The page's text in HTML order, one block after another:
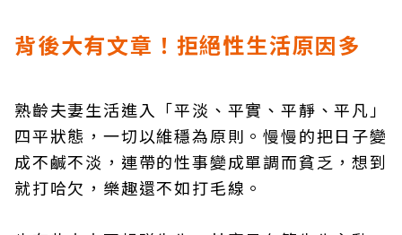
背後大有文章！拒絕性生活原因多
熟齡夫妻生活進入「平淡、平實、平靜、平凡」
四平狀態，一切以維穩為原則。慢慢的把日子變
成不鹹不淡，連帶的性事變成單調而貧乏，想到
就打哈欠，樂趣還不如打毛線。